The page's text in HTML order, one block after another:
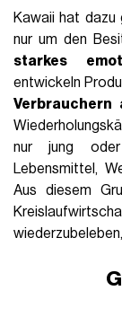
Kawaii hat dazu
nur um den
starkes
entwickeln
Verbrauchern
nur jung oder
Lebensmittel,
Aus diesem